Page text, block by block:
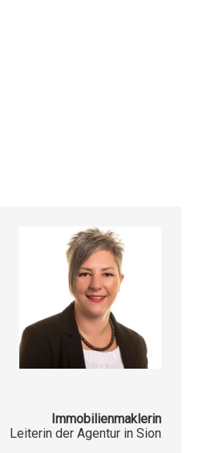
Immobilienmaklerin
Leiterin der Agentur in Sion